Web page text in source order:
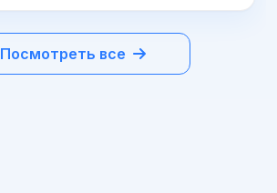
Посмотреть все